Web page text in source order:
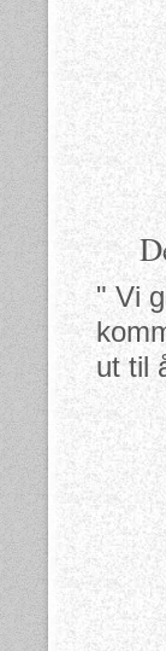
" Vi
ut til